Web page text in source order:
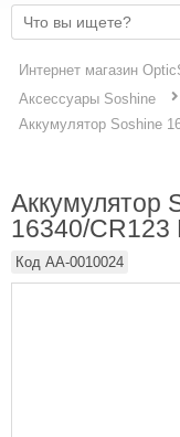
Интернет магазин
Аксессуары Soshine
Аккумулятор Soshine
Аккумулятор
16340/CR123
Код AA-0010024